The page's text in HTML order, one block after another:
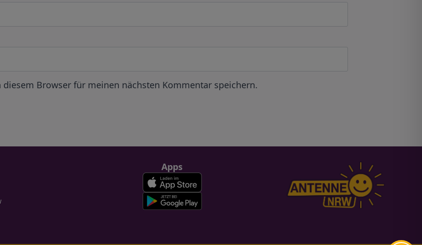
Browser für meinen nächsten Kommentar speichern.
Apps